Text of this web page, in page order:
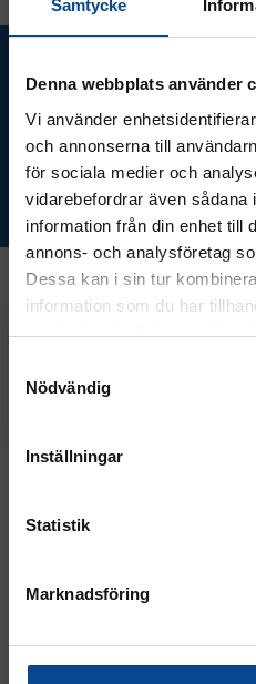
Samtycke
Denna webbplats använder
Vi använder
och annonserna till
för sociala medier och
vidarebefordrar även sådana
information från din enhet till
annons- och analysföretag
Dessa kan i sin tur
information som du har
samlat in när du har använt
Nödvändig
Inställningar
Statistik
Marknadsföring
Kontakt
info@micrologistic.com
order@micrologistic.com
187 66 Täby
Mån–Tor:7.30–16.30
Fre:7.30–14.00